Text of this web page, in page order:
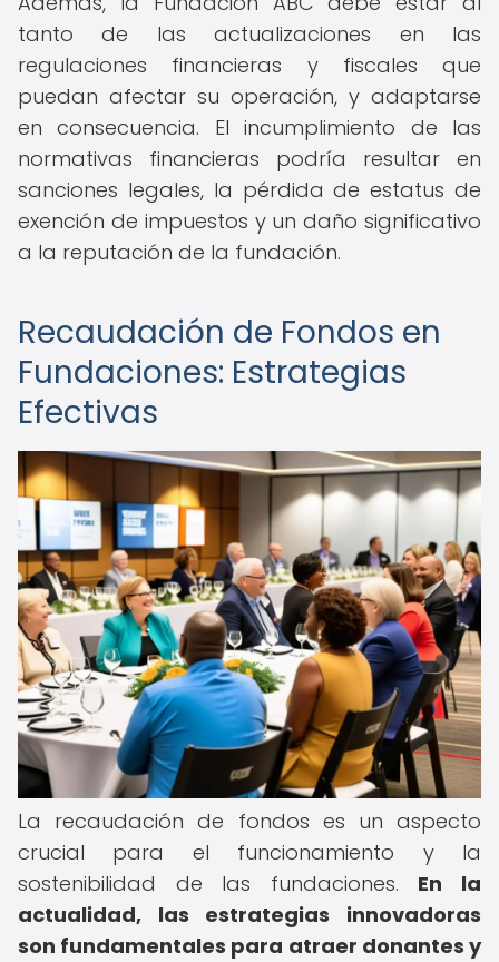
tanto de las actualizaciones en las
regulaciones financieras y fiscales que
puedan afectar su operación, y adaptarse
en consecuencia. El incumplimiento de las
normativas financieras podría resultar en
sanciones legales, la pérdida de estatus de
exención de impuestos y un daño significativo
a la reputación de la fundación.
Recaudación de Fondos en
Fundaciones: Estrategias
Efectivas
La recaudación de fondos es un aspecto
crucial para el funcionamiento y la
sostenibilidad de las fundaciones. En la
actualidad, las estrategias innovadoras
son fundamentales para atraer donantes y